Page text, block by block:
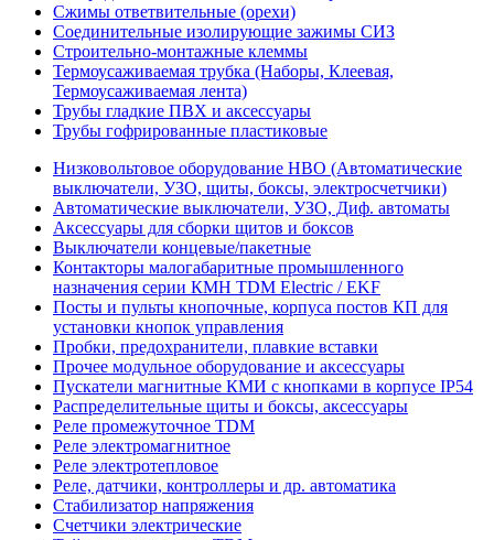
Сжимы ответвительные (орехи)
Соединительные изолирующие зажимы СИЗ
Строительно-монтажные клеммы
Термоусаживаемая трубка (Наборы, Клеевая,
Термоусаживаемая лента)
Трубы гладкие ПВХ и аксессуары
Трубы гофрированные пластиковые
Низковольтовое оборудование НВО (Автоматические
выключатели, УЗО, щиты, боксы, электросчетчики)
Автоматические выключатели, УЗО, Диф. автоматы
Аксессуары для сборки щитов и боксов
Выключатели концевые/пакетные
Контакторы малогабаритные промышленного
назначения серии КМН TDM Electric / EKF
Посты и пульты кнопочные, корпуса постов КП для
установки кнопок управления
Пробки, предохранители, плавкие вставки
Прочее модульное оборудование и аксессуары
Пускатели магнитные КМИ с кнопками в корпусе IP54
Распределительные щиты и боксы, аксессуары
Реле промежуточное TDM
Реле электромагнитное
Реле электротепловое
Реле, датчики, контроллеры и др. автоматика
Стабилизатор напряжения
Счетчики электрические